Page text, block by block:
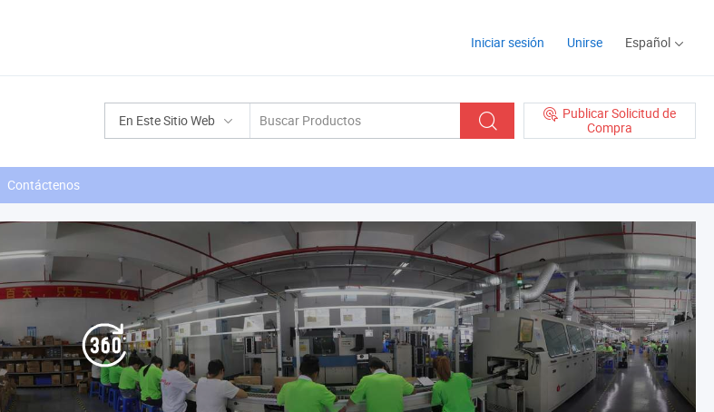
Iniciar sesión Unirse Español
En Este Sitio Web
Publicar Solicitud de
Compra
Contáctenos